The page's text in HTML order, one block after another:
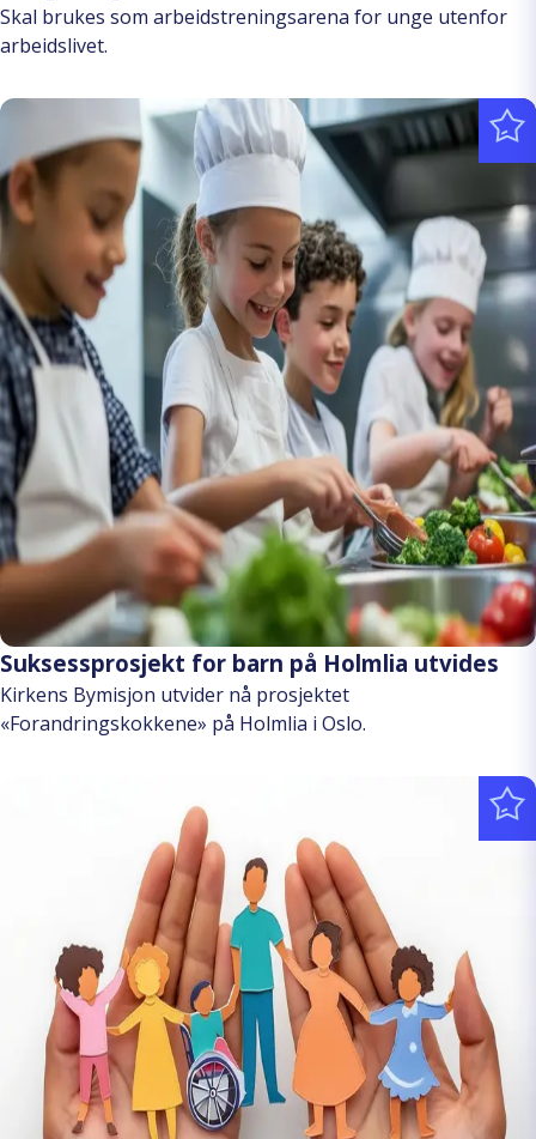
Skal brukes som arbeidstreningsarena for unge utenfor
arbeidslivet.
Suksessprosjekt for barn på Holmlia utvides
Kirkens Bymisjon utvider nå prosjektet
«Forandringskokkene» på Holmlia i Oslo.